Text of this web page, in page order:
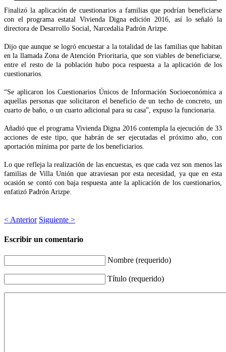
Finalizó la aplicación de cuestionarios a familias que podrían beneficiarse
con el programa estatal Vivienda Digna edición 2016, así lo señaló la
directora de Desarrollo Social, Narcedalia Padrón Arizpe.
Dijo que aunque se logró encuestar a la totalidad de las familias que habitan
en la llamada Zona de Atención Prioritaria, que son viables de beneficiarse,
entre el resto de la población hubo poca respuesta a la aplicación de los
cuestionarios.
“Se aplicaron los Cuestionarios Únicos de Información Socioeconómica a
aquellas personas que solicitaron el beneficio de un techo de concreto, un
cuarto de baño, o un cuarto adicional para su casa”, expuso la funcionaria.
Añadió que el programa Vivienda Digna 2016 contempla la ejecución de 33
acciones de este tipo, que habrán de ser ejecutadas el próximo año, con
aportación mínima por parte de los beneficiarios.
Lo que refleja la realización de las encuestas, es que cada vez son menos las
familias de Villa Unión que atraviesan por esta necesidad, ya que en esta
ocasión se contó con baja respuesta ante la aplicación de los cuestionarios,
enfatizó Padrón Arizpe.
< Anterior Siguiente >
Escribir un comentario
Nombre (requerido)
Título (requerido)